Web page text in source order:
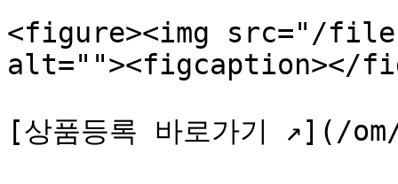
<figure><img src="/
alt=""><figcaption></
[상품등록 바로가기 ↗️](/